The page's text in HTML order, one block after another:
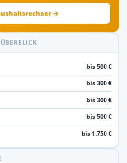
→
bis 500 €
bis 300 €
bis 300 €
bis 500 €
bis 1.750 €